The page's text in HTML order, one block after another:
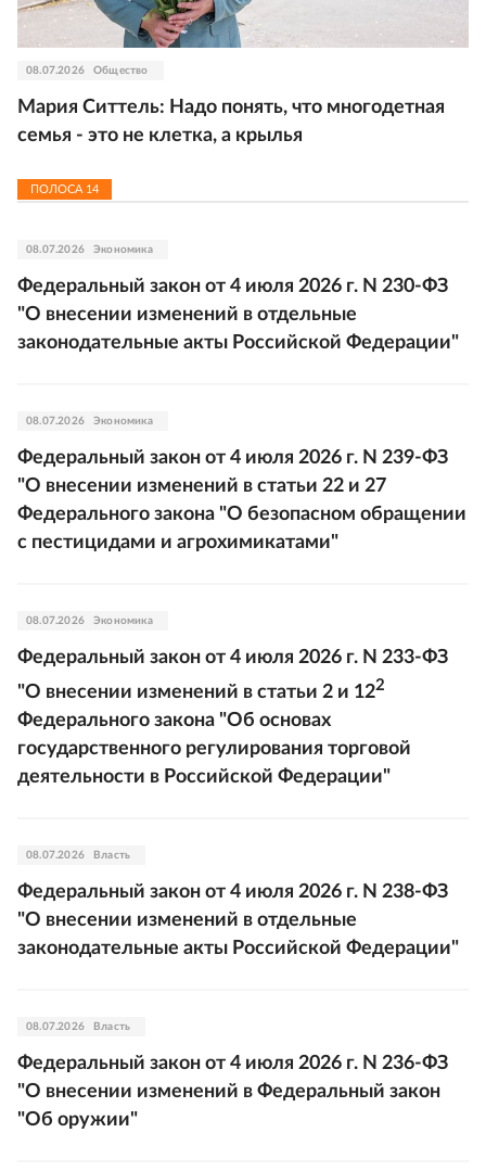
08.07.2026 Общество
Мария Ситтель: Надо понять, что многодетная
семья - это не клетка, а крылья
ПОЛОСА 14
08.07.2026 Экономика
Федеральный закон от 4 июля 2026 г. N 230-ФЗ
"О внесении изменений в отдельные
законодательные акты Российской Федерации"
08.07.2026 Экономика
Федеральный закон от 4 июля 2026 г. N 239-ФЗ
"О внесении изменений в статьи 22 и 27
Федерального закона "О безопасном обращении
с пестицидами и агрохимикатами"
08.07.2026 Экономика
Федеральный закон от 4 июля 2026 г. N 233-ФЗ
"О внесении изменений в статьи 2 и 122
Федерального закона "Об основах
государственного регулирования торговой
деятельности в Российской Федерации"
08.07.2026 Власть
Федеральный закон от 4 июля 2026 г. N 238-ФЗ
"О внесении изменений в отдельные
законодательные акты Российской Федерации"
08.07.2026 Власть
Федеральный закон от 4 июля 2026 г. N 236-ФЗ
"О внесении изменений в Федеральный закон
"Об оружии"